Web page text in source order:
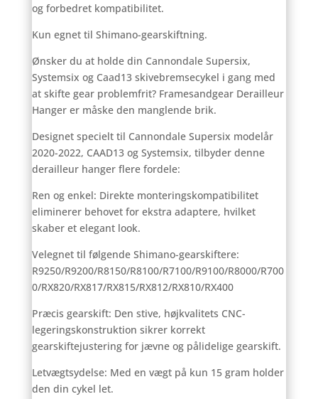
og forbedret kompatibilitet.
Kun egnet til Shimano-gearskiftning.
Ønsker du at holde din Cannondale Supersix,
Systemsix og Caad13 skivebremsecykel i gang med
at skifte gear problemfrit? Framesandgear Derailleur
Hanger er måske den manglende brik.
Designet specielt til Cannondale Supersix modelår
2020-2022, CAAD13 og Systemsix, tilbyder denne
derailleur hanger flere fordele:
Ren og enkel: Direkte monteringskompatibilitet
eliminerer behovet for ekstra adaptere, hvilket
skaber et elegant look.
Velegnet til følgende Shimano-gearskiftere:
R9250/R9200/R8150/R8100/R7100/R9100/R8000/R700
0/RX820/RX817/RX815/RX812/RX810/RX400
Præcis gearskift: Den stive, højkvalitets CNC-
legeringskonstruktion sikrer korrekt
gearskiftejustering for jævne og pålidelige gearskift.
Letvægtsydelse: Med en vægt på kun 15 gram holder
den din cykel let.